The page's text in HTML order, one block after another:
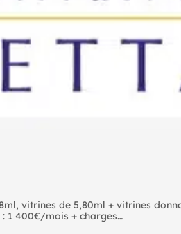
de
d'entrée, porte auto donnant sur boulevard, loyer : 1 400€/mois + charges